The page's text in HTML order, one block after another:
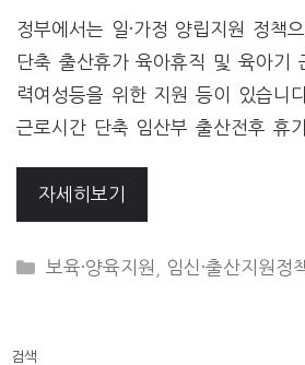
정부에서는 일·가정 양립지원 정책
단축 출산휴가 육아휴직 및 육아기
력여성등을 위한 지원 등이 있습니
근로시간 단축 임산부 출산전후 휴
자세히보기
CATEGORIES
보육·양육지원 임신·출산지원정
검색